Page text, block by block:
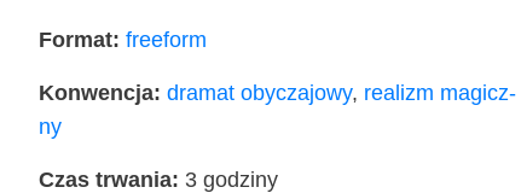
For­mat: fre­eform
Kon­wen­cja: dra­mat oby­cza­jo­wy, realizm magicz­
ny
Czas trwa­nia: 3 godzi­ny